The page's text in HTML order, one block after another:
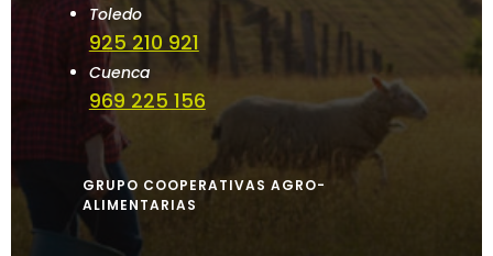
Toledo
925 210 921
Cuenca
969 225 156
GRUPO COOPERATIVAS AGRO-
ALIMENTARIAS